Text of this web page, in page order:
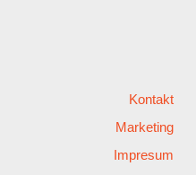
Kontakt
Marketing
Impresum